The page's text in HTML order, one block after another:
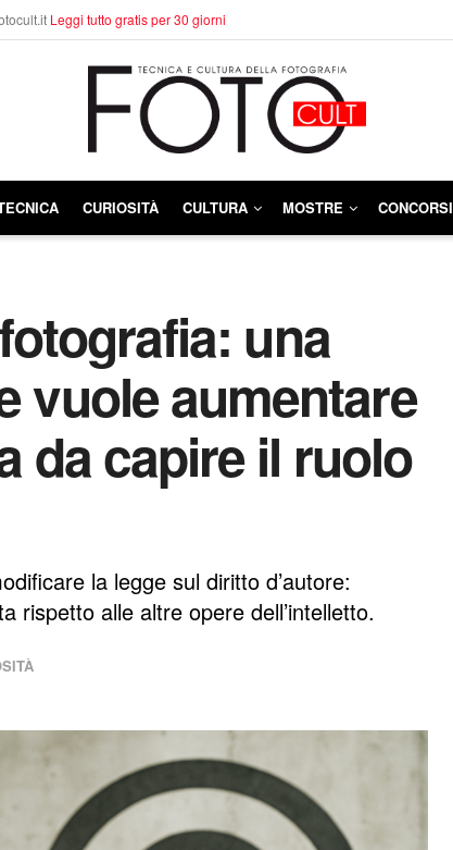
Leggi tutto gratis per 30 giorni
CURIOSITÀ CULTURA MOSTRE CONCORSI
una
vuole aumentare
da capire il ruolo
la legge sul diritto d’autore:
rispetto alle altre opere dell’intelletto.